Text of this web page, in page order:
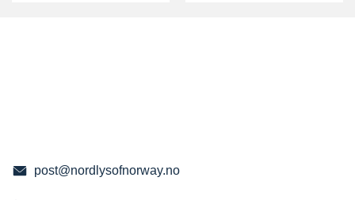
post@nordlysofnorway.no